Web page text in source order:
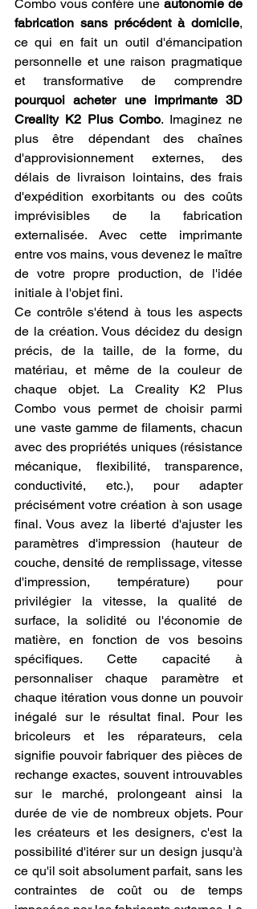
Combo vous confère une autonomie de
fabrication sans précédent à domicile,
ce qui en fait un outil d'émancipation
personnelle et une raison pragmatique
pourquoi acheter une imprimante 3D
Creality K2 Plus Combo. Imaginez ne
plus être dépendant des chaînes
d'approvisionnement externes, des
délais de livraison lointains, des frais
d'expédition exorbitants ou des coûts
imprévisibles de la fabrication
externalisée. Avec cette imprimante
entre vos mains, vous devenez le maître
de votre propre production, de l'idée
initiale à l'objet fini.
Ce contrôle s'étend à tous les aspects
de la création. Vous décidez du design
précis, de la taille, de la forme, du
matériau, et même de la couleur de
chaque objet. La Creality K2 Plus
Combo vous permet de choisir parmi
une vaste gamme de filaments, chacun
avec des propriétés uniques (résistance
mécanique, flexibilité, transparence,
conductivité, etc.), pour adapter
précisément votre création à son usage
final. Vous avez la liberté d'ajuster les
paramètres d'impression (hauteur de
couche, densité de remplissage, vitesse
d'impression, température) pour
privilégier la vitesse, la qualité de
surface, la solidité ou l'économie de
matière, en fonction de vos besoins
spécifiques. Cette capacité à
personnaliser chaque paramètre et
chaque itération vous donne un pouvoir
inégalé sur le résultat final. Pour les
bricoleurs et les réparateurs, cela
signifie pouvoir fabriquer des pièces de
rechange exactes, souvent introuvables
sur le marché, prolongeant ainsi la
durée de vie de nombreux objets. Pour
les créateurs et les designers, c'est la
possibilité d'itérer sur un design jusqu'à
ce qu'il soit absolument parfait, sans les
contraintes de coût ou de temps